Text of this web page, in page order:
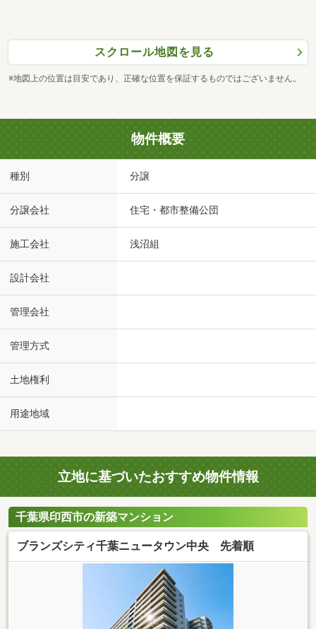
スクロール地図を見る
※地図上の位置は目安であり、正確な位置を保証するものではございません。
物件概要
種別 分譲
分譲会社 住宅・都市整備公団
施工会社 浅沼組
設計会社
管理会社
管理方式
土地権利
用途地域
立地に基づいたおすすめ物件情報
千葉県印西市の新築マンション
ブランズシティ千葉ニュータウン中央 先着順